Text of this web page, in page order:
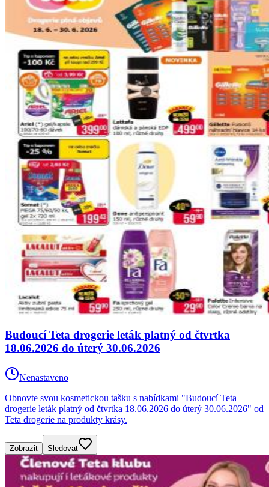
Budoucí Teta drogerie leták platný od čtvrtka
18.06.2026 do úterý 30.06.2026
Nenastaveno
Obnovte svou kosmetickou tašku s nabídkami "Budoucí Teta
drogerie leták platný od čtvrtka 18.06.2026 do úterý 30.06.2026" od
Teta drogerie na produkty krásy.
Zobrazit Sledovat